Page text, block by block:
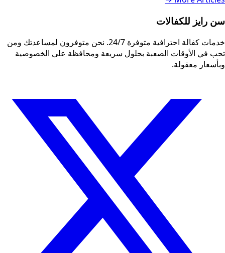
سن رايز للكفالات
خدمات كفالة احترافية متوفرة 24/7. نحن متوفرون لمساعدتك ومن
تحب في الأوقات الصعبة بحلول سريعة ومحافظة على الخصوصية
وبأسعار معقولة.